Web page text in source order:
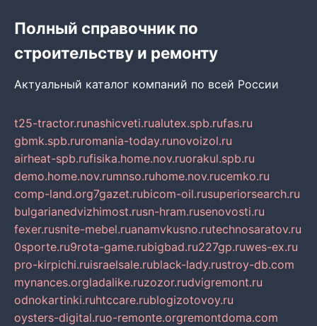
Полный справочник по
строительству и ремонту
Актуальный каталог компаний по всей России
t25-tractor.runashicveti.rualutex.spb.rufas.ru
gbmk.spb.ruromania-today.runovoizol.ru
airheat-spb.rufisika.home.nov.ruorakul.spb.ru
demo.home.nov.rumnso.ruhome.nov.rucemko.ru
comp-land.org7gazet.rubicom-oil.rusuperiorsearch.ru
bulgarianedvizhimost.rusn-hram.rusenovosti.ru
fexer.rusnite-mebel.ruanamvkusno.rutechnosaratov.ru
0sporte.ru9rota-game.rubigbad.ru227gp.ruwes-ex.ru
pro-kirpichi.ruisraelsale.rublack-lady.rustroy-db.com
mynances.orgladalike.ruzozor.rudvigremont.ru
odnokartinki.ruhtccare.rublogizotovoy.ru
oysters-digital.ruo-remonte.orgremontdoma.com